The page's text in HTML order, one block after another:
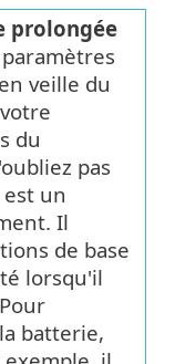
prolongée
veille du
du
pas
un
Il
de base
lorsqu'il
batterie,